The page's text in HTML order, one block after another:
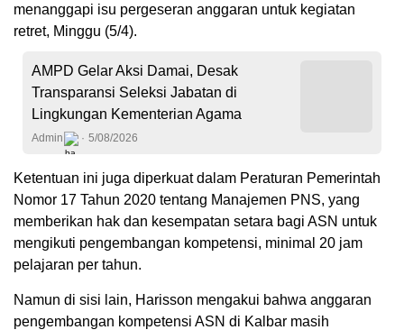
menanggapi isu pergeseran anggaran untuk kegiatan
retret, Minggu (5/4).
AMPD Gelar Aksi Damai, Desak
Transparansi Seleksi Jabatan di
Lingkungan Kementerian Agama
Admin 5/08/2026
Ketentuan ini juga diperkuat dalam Peraturan Pemerintah
Nomor 17 Tahun 2020 tentang Manajemen PNS, yang
memberikan hak dan kesempatan setara bagi ASN untuk
mengikuti pengembangan kompetensi, minimal 20 jam
pelajaran per tahun.
Namun di sisi lain, Harisson mengakui bahwa anggaran
pengembangan kompetensi ASN di Kalbar masih